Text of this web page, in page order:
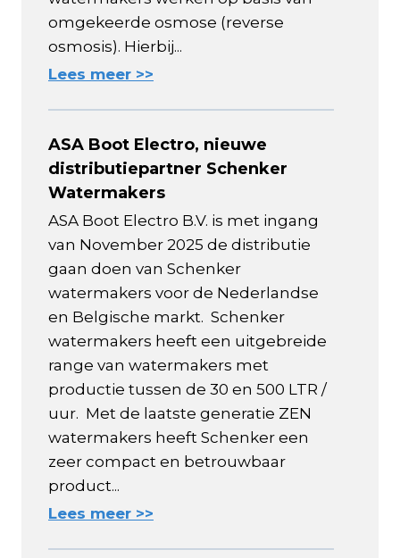
omgekeerde osmose (reverse
osmosis). Hierbij...
Lees meer >>
ASA Boot Electro, nieuwe
distributiepartner Schenker
Watermakers
ASA Boot Electro B.V. is met ingang
van November 2025 de distributie
gaan doen van Schenker
watermakers voor de Nederlandse
en Belgische markt. Schenker
watermakers heeft een uitgebreide
range van watermakers met
productie tussen de 30 en 500 LTR /
uur. Met de laatste generatie ZEN
watermakers heeft Schenker een
zeer compact en betrouwbaar
product...
Lees meer >>